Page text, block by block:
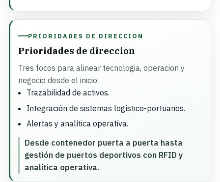
PRIORIDADES DE DIRECCION
Prioridades de direccion
Tres focos para alinear tecnologia, operacion y
negocio desde el inicio.
Trazabilidad de activos.
Integración de sistemas logístico-portuarios.
Alertas y analítica operativa.
Desde contenedor puerta a puerta hasta
gestión de puertos deportivos con RFID y
analítica operativa.